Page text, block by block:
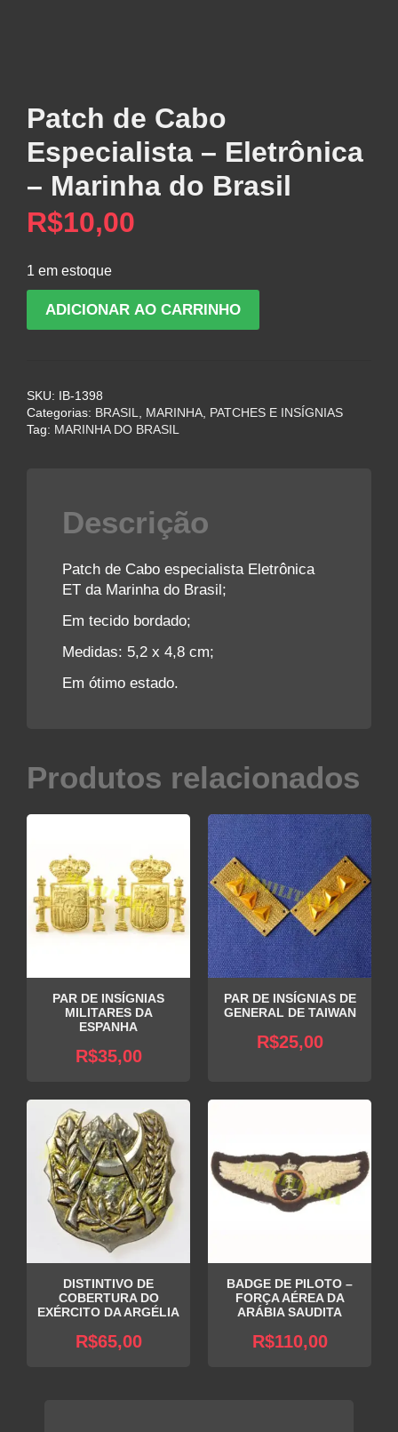
Patch de Cabo
Especialista – Eletrônica
– Marinha do Brasil
R$10,00
1 em estoque
Eletrônica
-
ADICIONAR AO CARRINHO
SKU:
IB-1398
Categorias: BRASIL, MARINHA, PATCHES E INSÍGNIAS
Tag: MARINHA DO BRASIL
Descrição
Patch de Cabo especialista Eletrônica
ET da Marinha do Brasil;
Em tecido bordado;
Medidas: 5,2 x 4,8 cm;
Em ótimo estado.
Produtos relacionados
PAR DE INSÍGNIAS
MILITARES DA
ESPANHA
R$35,00
PAR DE INSÍGNIAS DE
GENERAL DE TAIWAN
R$25,00
DISTINTIVO DE
COBERTURA DO
EXÉRCITO DA ARGÉLIA
R$65,00
BADGE DE PILOTO –
FORÇA AÉREA DA
ARÁBIA SAUDITA
R$110,00